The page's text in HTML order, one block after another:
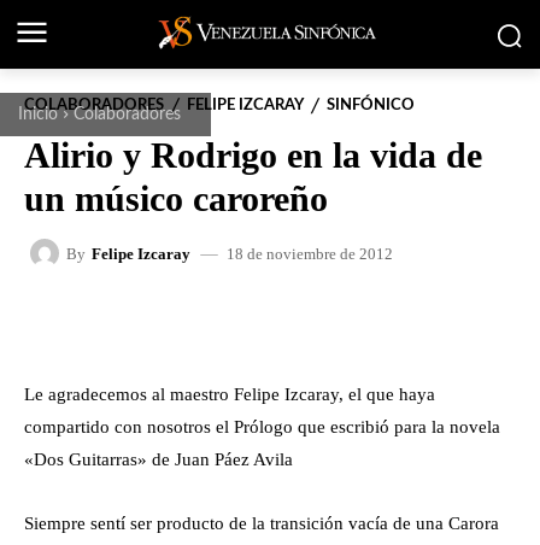
Inicio Colaboradores
COLABORADORES FELIPE IZCARAY SINFÓNICO
Alirio y Rodrigo en la vida de
un músico caroreño
By Felipe Izcaray 18 de noviembre de 2012
Le agradecemos al maestro Felipe Izcaray, el que haya
compartido con nosotros el Prólogo que escribió para la novela
«Dos Guitarras» de Juan Páez Avila
Siempre sentí ser producto de la transición vacía de una Carora